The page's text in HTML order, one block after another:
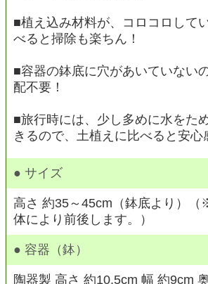
■植え込み材料が、コロコロして
べると掃除も楽ちん！
■容器の鉢底に穴があいていない
配不要！
■旅行時には、少し多めに水をた
きるので、土植えに比べると安心
● サイズ
高さ 約35～45cm（鉢底より）
体により前後します。）
● 容器（鉢）
陶器製 高さ 約10.5cm 幅 約9cm